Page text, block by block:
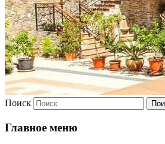
Поиск
Главное меню